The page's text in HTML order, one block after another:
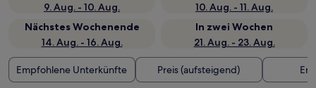
9. Aug. - 10. Aug.
10. Aug. - 11. Aug.
Nächstes Wochenende
14. Aug. - 16. Aug.
In zwei Wochen
21. Aug. - 23. Aug.
Empfohlene Unterkünfte Preis (aufsteigend)